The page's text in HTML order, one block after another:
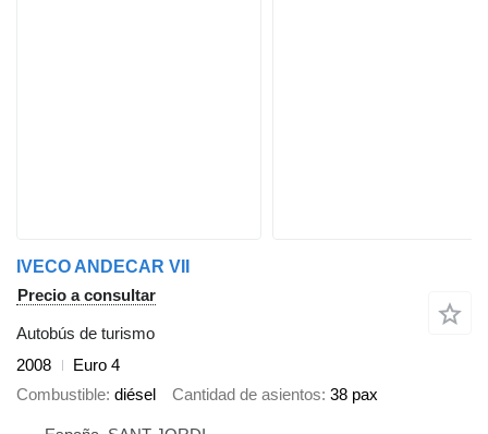
IVECO ANDECAR VII
Precio a consultar
Autobús de turismo
2008
Euro 4
Combustible diésel Cantidad de asientos 38 pax